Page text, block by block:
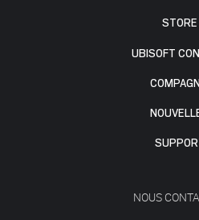
STORE
UBISOFT
NOUS